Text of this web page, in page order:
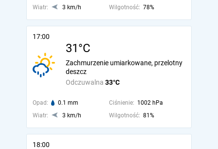
Wiatr:
3 km/h Wilgotność: 78%
17:00
31°C
Odczuwalna 33°C
Zachmurzenie umiarkowane, przelotny
deszcz
Opad: 0.1 mm Ciśnienie: 1002 hPa
Wiatr:
3 km/h Wilgotność: 81%
18:00